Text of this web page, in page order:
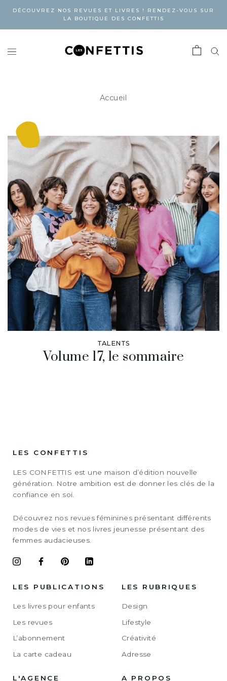
DÉCOUVREZ NOS REVUES ET LIVRES ! RENDEZ-VOUS SUR
LA BOUTIQUE DES CONFETTIS
Accueil
TALENTS
Volume 17, le sommaire
LES CONFETTIS
LES CONFETTIS est une maison d’édition nouvelle
génération. Notre ambition est de donner les clés de la
confiance en soi.
Découvrez nos revues féminines présentant différents
modes de vies et nos livres jeunesse présentant des
femmes audacieuses.
LES PUBLICATIONS
Les livres pour enfants
Les revues
L’abonnement
La carte cadeau
LES RUBRIQUES
Design
Lifestyle
Créativité
Adresse
L'AGENCE A PROPOS